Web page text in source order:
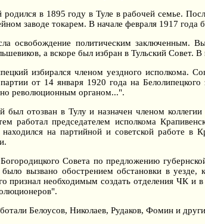
в 1895 году в Туле в рабочей семье.
заводе токарем. В начале февраля 1917 года
освобождение политическим
а вскоре был избран в Тульский
избирался членом уездного исполкома.
от 14 января 1920 года на
революционным органом...".
был отозван в Тулу и назначен членом
работал председателем исполкома
на партийной и советской работе в
Совета по предложению
вызвано обострением обстановки в уезде,
признал необходимым создать отделения ЧК
Белоусов, Николаев, Рудаков, Фомин и